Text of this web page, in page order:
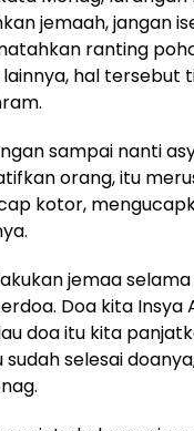
jemaah, jangan
ranting
hal tersebut
sampai nanti
orang, itu
kotor,
jemaa
Doa kita Insya
doa itu kita
sudah selesai